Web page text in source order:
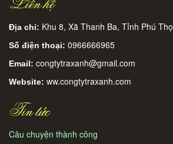
Địa chỉ: Khu 8, Xã Thanh Ba, Tỉnh Phú Thọ
Số điện thoại: 0966666965
Email: congtytraxanh@gmail.com
Website: ww.congtytraxanh.com
Tin tức
Câu chuyện thành công